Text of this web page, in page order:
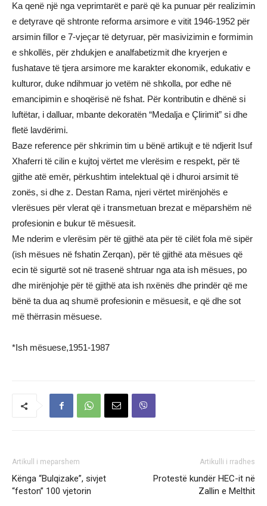
Ka qenë një nga veprimtarët e parë që ka punuar për realizimin
e detyrave që shtronte reforma arsimore e vitit 1946-1952 për
arsimin fillor e 7-vjeçar të detyruar, për masivizimin e formimin
e shkollës, për zhdukjen e analfabetizmit dhe kryerjen e
fushatave të tjera arsimore me karakter ekonomik, edukativ e
kulturor, duke ndihmuar jo vetëm në shkolla, por edhe në
emancipimin e shoqërisë në fshat. Për kontributin e dhënë si
luftëtar, i dalluar, mbante dekoratën “Medalja e Çlirimit” si dhe
fletë lavdërimi.
Baze reference për shkrimin tim u bënë artikujt e të ndjerit Isuf
Xhaferri të cilin e kujtoj vërtet me vlerësim e respekt, për të
gjithe atë emër, përkushtim intelektual që i dhuroi arsimit të
zonës, si dhe z. Destan Rama, njeri vërtet mirënjohës e
vlerësues për vlerat që i transmetuan brezat e mëparshëm në
profesionin e bukur të mësuesit.
Me nderim e vlerësim për të gjithë ata për të cilët fola më sipër
(ish mësues në fshatin Zerqan), për të gjithë ata mësues që
ecin të sigurtë sot në trasenë shtruar nga ata ish mësues, po
dhe mirënjohje për të gjithë ata ish nxënës dhe prindër që me
bënë ta dua aq shumë profesionin e mësuesit, e që dhe sot
më thërrasin mësuese.
*Ish mësuese,1951-1987
Artikull i meparshem
Kënga “Bulqizake”, sivjet
“feston” 100 vjetorin
Artikulli i rradhes
Protestë kundër HEC-it në
Zallin e Melthit